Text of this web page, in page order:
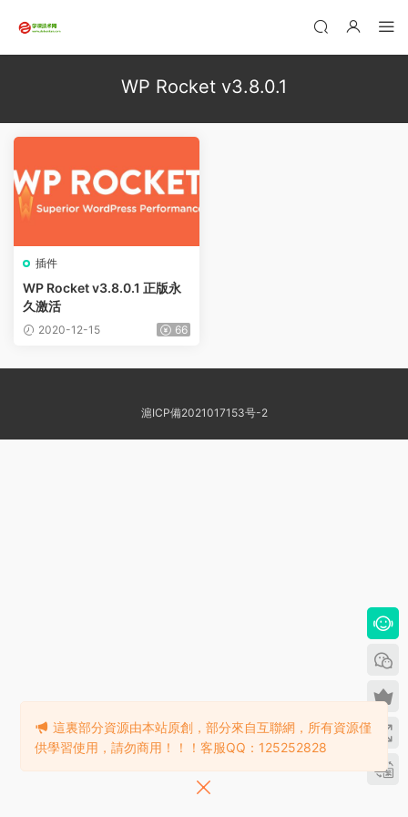
WP Rocket v3.8.0.1
插件
WP Rocket v3.8.0.1 正版永
久激活
2020-12-15 66
滬ICP備2021017153号-2
這裏部分資源由本站原創，部分來自互聯網，所有資源僅
供學習使用，請勿商用！！！客服QQ：125252828